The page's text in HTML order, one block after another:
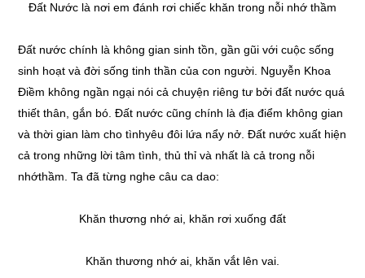
Đất Nước là nơi em đánh rơi chiếc khăn trong nỗi nhớ thầm
Đất nước chính là không gian sinh tồn, gần gũi với cuộc sống
sinh hoạt và đời sống tinh thần của con người. Nguyễn Khoa
Điềm không ngần ngại nói cả chuyện riêng tư bởi đất nước quá
thiết thân, gắn bó. Đất nước cũng chính là địa điểm không gian
và thời gian làm cho tìnhyêu đôi lứa nẩy nở. Đất nước xuất hiện
cả trong những lời tâm tình, thủ thỉ và nhất là cả trong nỗi
nhớthầm. Ta đã từng nghe câu ca dao:
Khăn thương nhớ ai, khăn rơi xuống đất
Khăn thương nhớ ai, khăn vắt lên vai.